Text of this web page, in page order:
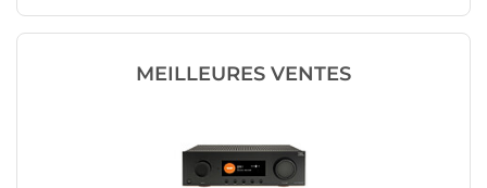
MEILLEURES VENTES